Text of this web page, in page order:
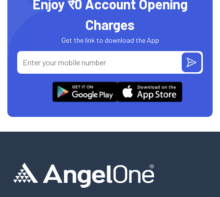
Enjoy ₹0 Account Opening
Charges
Get the link to download the App